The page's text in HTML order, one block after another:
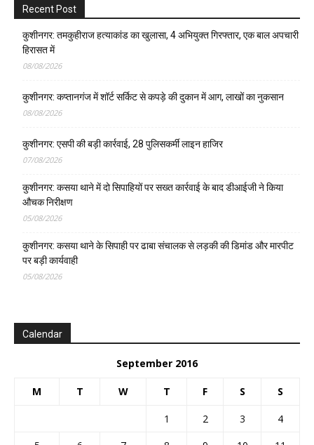
Recent Post
कुशीनगर: तमकुहीराज हत्याकांड का खुलासा, 4 अभियुक्त गिरफ्तार, एक बाल अपचारी
हिरासत में
08/08/2026
कुशीनगर: कप्तानगंज में शॉर्ट सर्किट से कपड़े की दुकान में आग, लाखों का नुकसान
08/08/2026
कुशीनगर: एसपी की बड़ी कार्रवाई, 28 पुलिसकर्मी लाइन हाजिर
07/08/2026
कुशीनगर: कसया थाने में दो सिपाहियों पर सख्त कार्रवाई के बाद डीआईजी ने किया
औचक निरीक्षण
05/08/2026
कुशीनगर: कसया थाने के सिपाही पर ढाबा संचालक से लड़की की डिमांड और मारपीट
पर बड़ी कार्यवाही
05/08/2026
Calendar
September 2016
M T W T F S S
1 2 3
4